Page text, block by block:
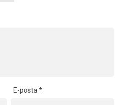
E-posta*